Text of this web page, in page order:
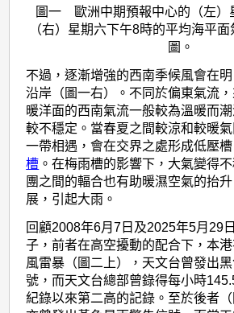
圖一 歐洲中期預報中心的（左）
（右）星期六下午8時的平均海平
圖。
不過，逐漸增強的西南季候風會在
沿岸（圖一右）。不同於偏東氣流
暖洋面的西南氣流一般較為溫暖而
較不穩定。當春夏之間較涼和較暖
一帶相遇，會在交界之處形成低壓
槽 。在梅雨槽的影響下，大氣變得
團之間的輻合也有助暖濕空氣的抬
展，引起大雨。
回顧2008年6月7日及2025年5月29
子，前者在高空擾動的配合下，本
風雷暴（圖二上），天文台曾發出
號，而天文台總部曾錄得每小時
紀錄以來第二高的記錄。至於後者